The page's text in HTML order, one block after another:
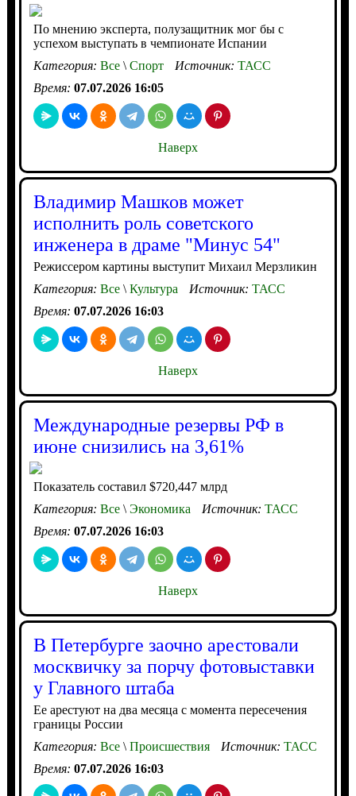
По мнению эксперта, полузащитник мог бы с
успехом выступать в чемпионате Испании
Категория: Все\Спорт Источник: ТАСС
Время: 07.07.2026 16:05
Наверх
Владимир Машков может
исполнить роль советского
инженера в драме "Минус 54"
Режиссером картины выступит Михаил Мерзликин
Категория: Все\Культура Источник: ТАСС
Время: 07.07.2026 16:03
Наверх
Международные резервы РФ в
июне снизились на 3,61%
Показатель составил $720,447 млрд
Категория: Все\Экономика Источник: ТАСС
Время: 07.07.2026 16:03
Наверх
В Петербурге заочно арестовали
москвичку за порчу фотовыставки
у Главного штаба
Ее арестуют на два месяца с момента пересечения
границы России
Категория: Все\Происшествия Источник: ТАСС
Время: 07.07.2026 16:03